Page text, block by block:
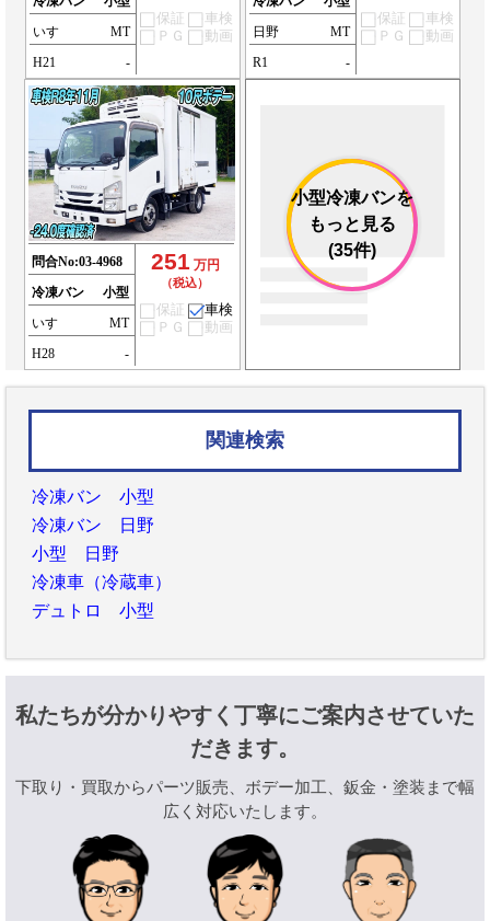
いすゞ
MT
H21
-
保証
車検
ＰＧ
動画
日野
MT
R1
-
保証
車検
ＰＧ
動画
問合No:03-4968
冷凍バン
小型
いすゞ
MT
H28
-
251 万円
（税込）
保証
車検
ＰＧ
動画
小型冷凍バンを
もっと見る
(35件)
関連検索
冷凍バン 小型
冷凍バン 日野
小型 日野
冷凍車（冷蔵車）
デュトロ 小型
私たちが分かりやすく丁寧にご案内させていた
だきます。
下取り・買取からパーツ販売、ボデー加工、鈑金・塗装まで幅
広く対応いたします。